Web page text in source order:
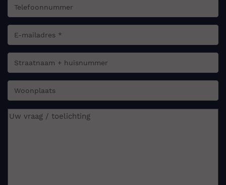
achternaam:*
telefoonnummer:
Uw
e-
mailadres:*
Straatnaam
huisnummer:
Woonplaats:
Uw